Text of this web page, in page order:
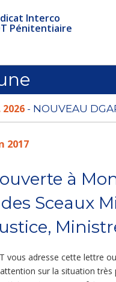
Interco
Pénitentiaire
- NOUVEAU
2017
à
Sceaux
vous adresse cette lettre
sur la situation très